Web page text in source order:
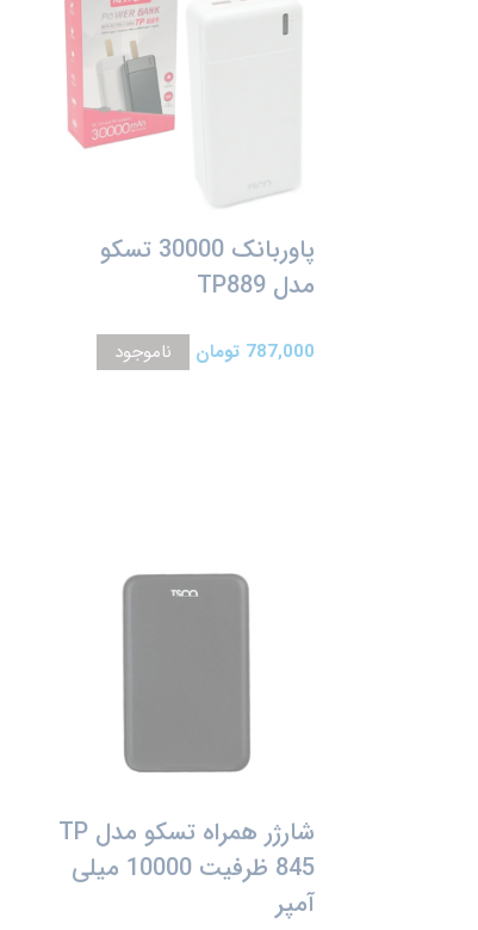
پاوربانک 30000 تسکو
مدل TP889
787,000 تومان ناموجود
شارژر همراه تسکو مدل TP
845 ظرفیت 10000 میلی
آمپر